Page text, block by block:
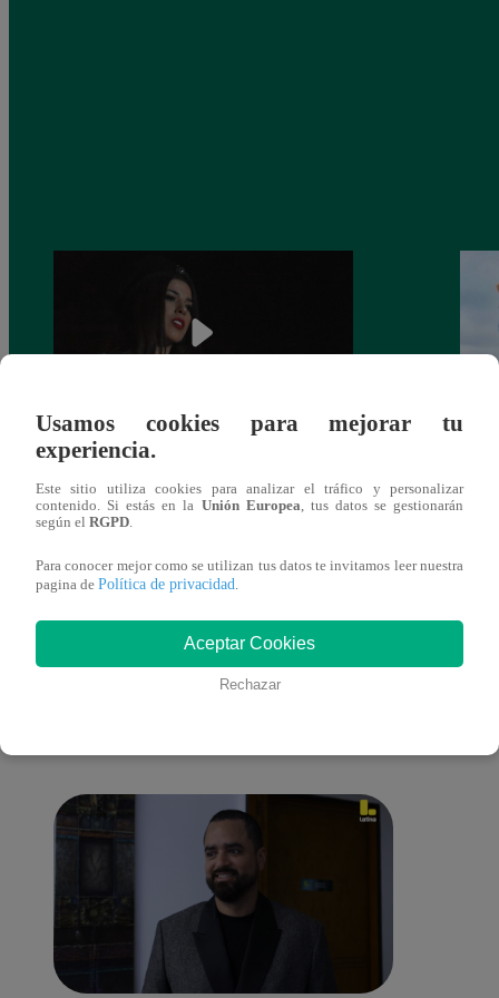
¿Yahaira Plasencia y Maritza Rodríguez
más unidas que nunca?
También te puede
Usamos cookies para mejorar tu
experiencia.
Este sitio utiliza cookies para analizar el tráfico y personalizar
contenido. Si estás en la Unión Europea , tus datos se gestionarán
según el RGPD
Para conocer mejor como se utilizan tus datos te invitamos leer nuestra
pagina de Política de privacidad
Aceptar Cookies
Rechazar